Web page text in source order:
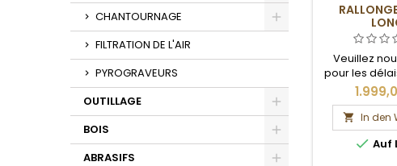
Toggle
CHANTOURNAGE
Toggle
FILTRATION DE L'AIR
PYROGRAVEURS
OUTILLAGE
Toggle
BOIS
Toggle
ABRASIFS
Veuillez
pour les
et les
 In den
 Auf